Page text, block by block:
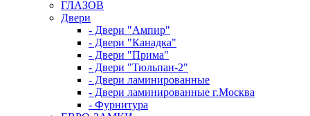
ГЛАЗОВ
Двери
- Двери "Ампир"
- Двери "Канадка"
- Двери "Прима"
- Двери "Тюльпан-2"
- Двери ламинированные
- Двери ламинированные г.Москва
- Фурнитура